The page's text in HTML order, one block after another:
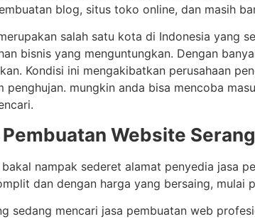
blog, situs toko online, dan masih
salah satu kota di Indonesia yang
bisnis yang menguntungkan. Dengan
Kondisi ini mengakibatkan perusahaan
penghujan. mungkin anda bisa mencoba
Website Serang
nampak sederet alamat penyedia jasa
dan dengan harga yang bersaing, mulai
sedang mencari jasa pembuatan web